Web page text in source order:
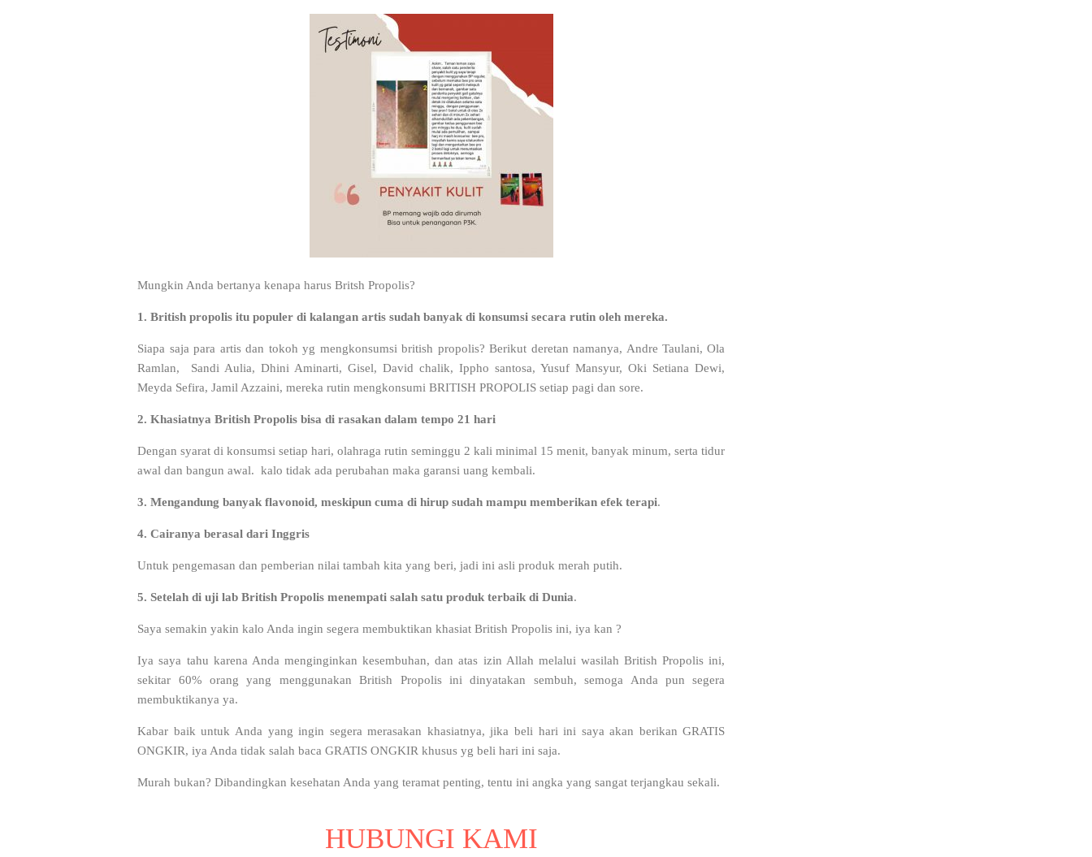
Mungkin Anda bertanya kenapa harus Britsh Propolis?
1. British propolis itu populer di kalangan artis sudah banyak di konsumsi secara rutin oleh mereka.
Siapa saja para artis dan tokoh yg mengkonsumsi british propolis? Berikut deretan namanya, Andre Taulani, Ola
Ramlan, Sandi Aulia, Dhini Aminarti, Gisel, David chalik, Ippho santosa, Yusuf Mansyur, Oki Setiana Dewi,
Meyda Sefira, Jamil Azzaini, mereka rutin mengkonsumi BRITISH PROPOLIS setiap pagi dan sore.
2.Khasiatnya British Propolis bisa di rasakan dalam tempo 21 hari
Dengan syarat di konsumsi setiap hari, olahraga rutin seminggu 2 kali minimal 15 menit, banyak minum, serta tidur
awal dan bangun awal. kalo tidak ada perubahan maka garansi uang kembali.
3. Mengandung banyak flavonoid, meskipun cuma di hirup sudah mampu memberikan efek terapi.
4.Cairanya berasal dari Inggris
Untuk pengemasan dan pemberian nilai tambah kita yang beri, jadi ini asli produk merah putih.
5. Setelah di uji lab British Propolis menempati salah satu produk terbaik di Dunia.
Saya semakin yakin kalo Anda ingin segera membuktikan khasiat British Propolis ini, iya kan ?
Iya saya tahu karena Anda menginginkan kesembuhan, dan atas izin Allah melalui wasilah British Propolis ini,
sekitar 60% orang yang menggunakan British Propolis ini dinyatakan sembuh, semoga Anda pun segera
membuktikanya ya.
Kabar baik untuk Anda yang ingin segera merasakan khasiatnya, jika beli hari ini saya akan berikan GRATIS
ONGKIR, iya Anda tidak salah baca GRATIS ONGKIR khusus yg beli hari ini saja.
Murah bukan? Dibandingkan kesehatan Anda yang teramat penting, tentu ini angka yang sangat terjangkau sekali.
HUBUNGI KAMI